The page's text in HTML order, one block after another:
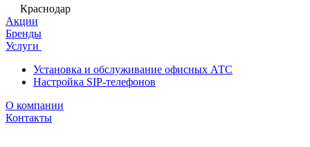
Краснодар
Акции
Бренды
Услуги
Установка и обслуживание офисных АТС
Настройка SIP-телефонов
О компании
Контакты